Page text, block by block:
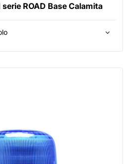
ROAD Base Calamita